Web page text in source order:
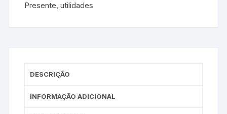
Presente,utilidades
DESCRIÇÃO
INFORMAÇÃO ADICIONAL